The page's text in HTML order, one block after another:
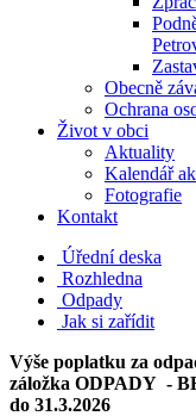
Obecně
Ochrana
Život v obci
Aktuality
Kalendář
Fotografie
Kontakt
Úřední deska
Rozhledna
Odpady
Jak si zařídit
Výše poplatku za
záložka ODPADY -
do 31.3.2026